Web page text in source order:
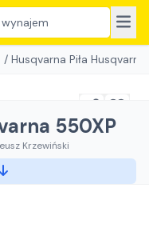
/ Husqvarna Piła
550XP
Krzewiński